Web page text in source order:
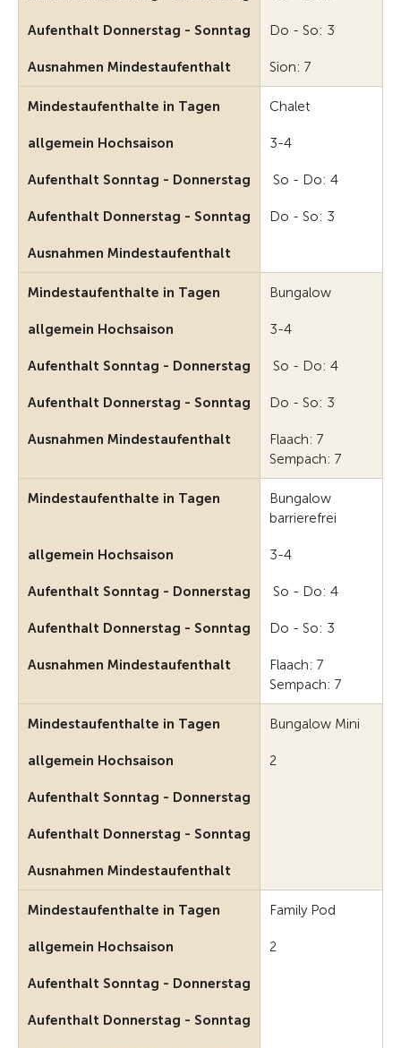
Aufenthalt Donnerstag - Sonntag Do - So: 3
Ausnahmen Mindestaufenthalt Sion: 7
Mindestaufenthalte in Tagen Chalet
allgemein Hochsaison 3-4
Aufenthalt Sonntag - Donnerstag So - Do: 4
Aufenthalt Donnerstag - Sonntag Do - So: 3
Ausnahmen Mindestaufenthalt
Mindestaufenthalte in Tagen Bungalow
allgemein Hochsaison 3-4
Aufenthalt Sonntag - Donnerstag So - Do: 4
Aufenthalt Donnerstag - Sonntag Do - So: 3
Ausnahmen Mindestaufenthalt
Flaach: 7
Sempach: 7
Mindestaufenthalte in Tagen
Bungalow
barrierefrei
allgemein Hochsaison 3-4
Aufenthalt Sonntag - Donnerstag So - Do: 4
Aufenthalt Donnerstag - Sonntag Do - So: 3
Ausnahmen Mindestaufenthalt
Flaach: 7
Sempach: 7
Mindestaufenthalte in Tagen Bungalow Mini
allgemein Hochsaison 2
Aufenthalt Sonntag - Donnerstag
Aufenthalt Donnerstag - Sonntag
Ausnahmen Mindestaufenthalt
Mindestaufenthalte in Tagen Family Pod
allgemein Hochsaison 2
Aufenthalt Sonntag - Donnerstag
Aufenthalt Donnerstag - Sonntag